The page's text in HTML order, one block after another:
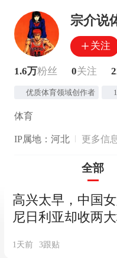
宗介说
关注
1.6万粉丝 0关注
优质体育领域创作者
体育
IP属地：河北 更多信
全部
高兴太早，中国
尼日利亚却收两
1天前 3跟贴